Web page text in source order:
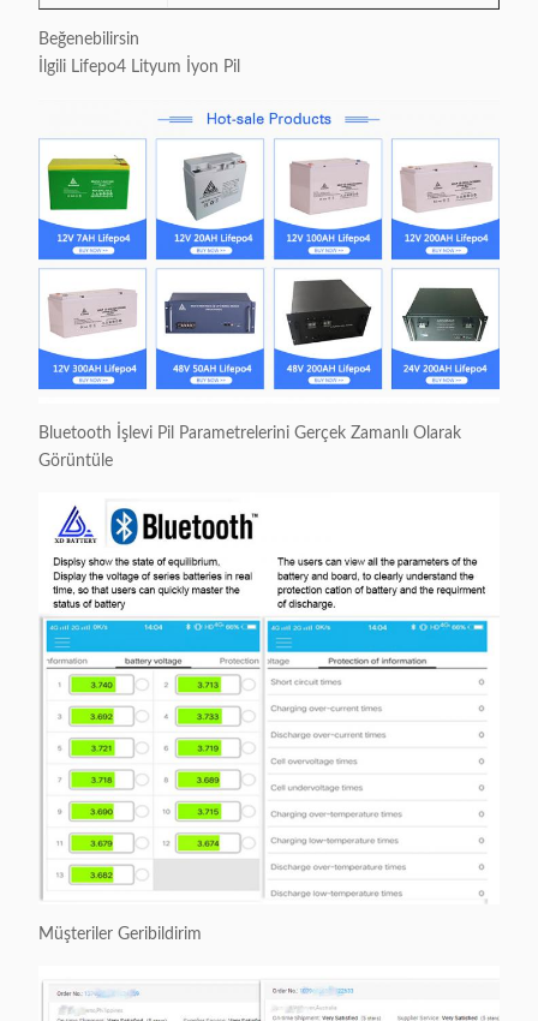
Beğenebilirsin
İlgili Lifepo4 Lityum İyon Pil
Bluetooth İşlevi Pil Parametrelerini Gerçek Zamanlı Olarak
Görüntüle
Müşteriler Geribildirim